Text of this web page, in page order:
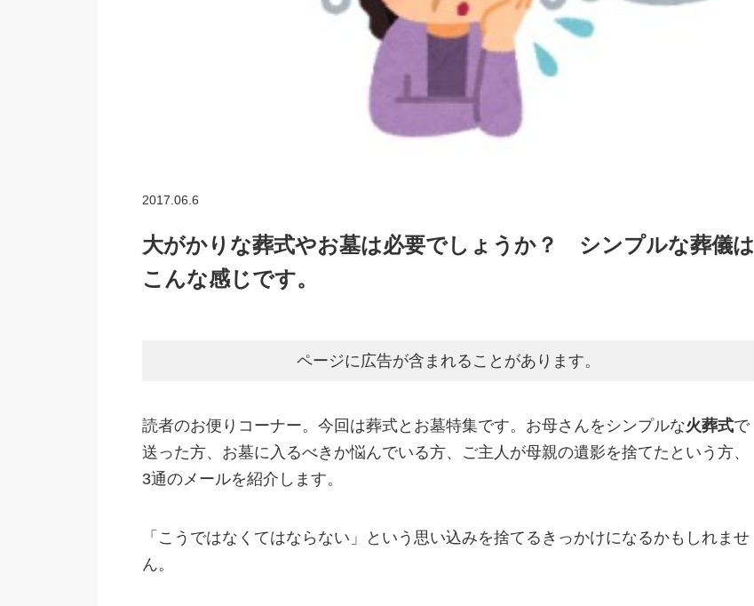
2017.06.6
大がかりな葬式やお墓は必要でしょうか？ シンプルな葬儀は
こんな感じです。
ページに広告が含まれることがあります。
読者のお便りコーナー。今回は葬式とお墓特集です。お母さんをシンプルな火葬式で
送った方、お墓に入るべきか悩んでいる方、ご主人が母親の遺影を捨てたという方、
3通のメールを紹介します。
「こうではなくてはならない」という思い込みを捨てるきっかけになるかもしれませ
ん。